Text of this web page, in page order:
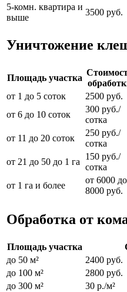
5-комн. квартира и
выше
3500 руб.
Уничтожение
Площадь участка
от 1 до 5 соток
2500 руб.
от 6 до 10 соток
300 руб./
сотка
от 11 до 20 соток
250 руб./
сотка
от 21 до 50 до 1 га
150 руб./
сотка
от 1 га и более
от 6000 до
8000 руб.
Обработка от
Площадь участка
до 50 м²
2400 руб.
до 100 м²
2800 руб.
до 300 м²
30 р./м²